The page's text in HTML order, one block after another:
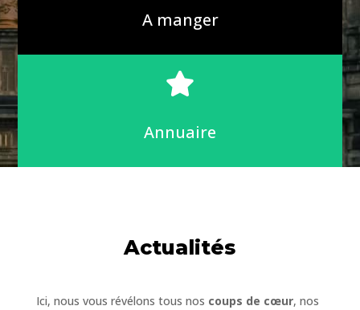
A manger

Annuaire
Actualités
Ici, nous vous révélons tous nos coups de cœur, nos